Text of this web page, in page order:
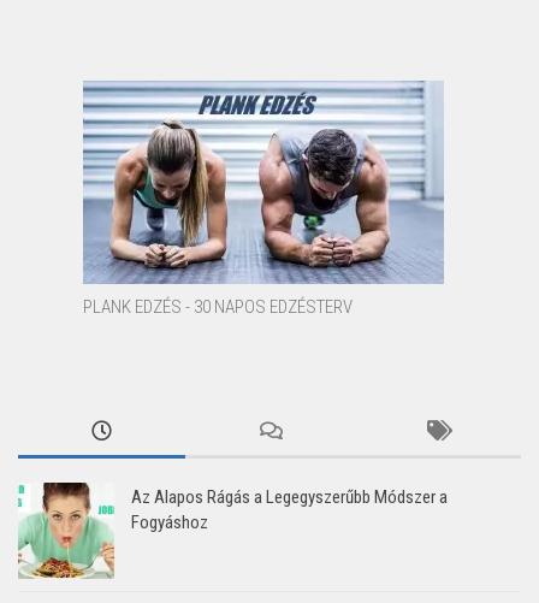
PLANK EDZÉS - 30 NAPOS EDZÉSTERV
Az Alapos Rágás a Legegyszerűbb Módszer a
Fogyáshoz